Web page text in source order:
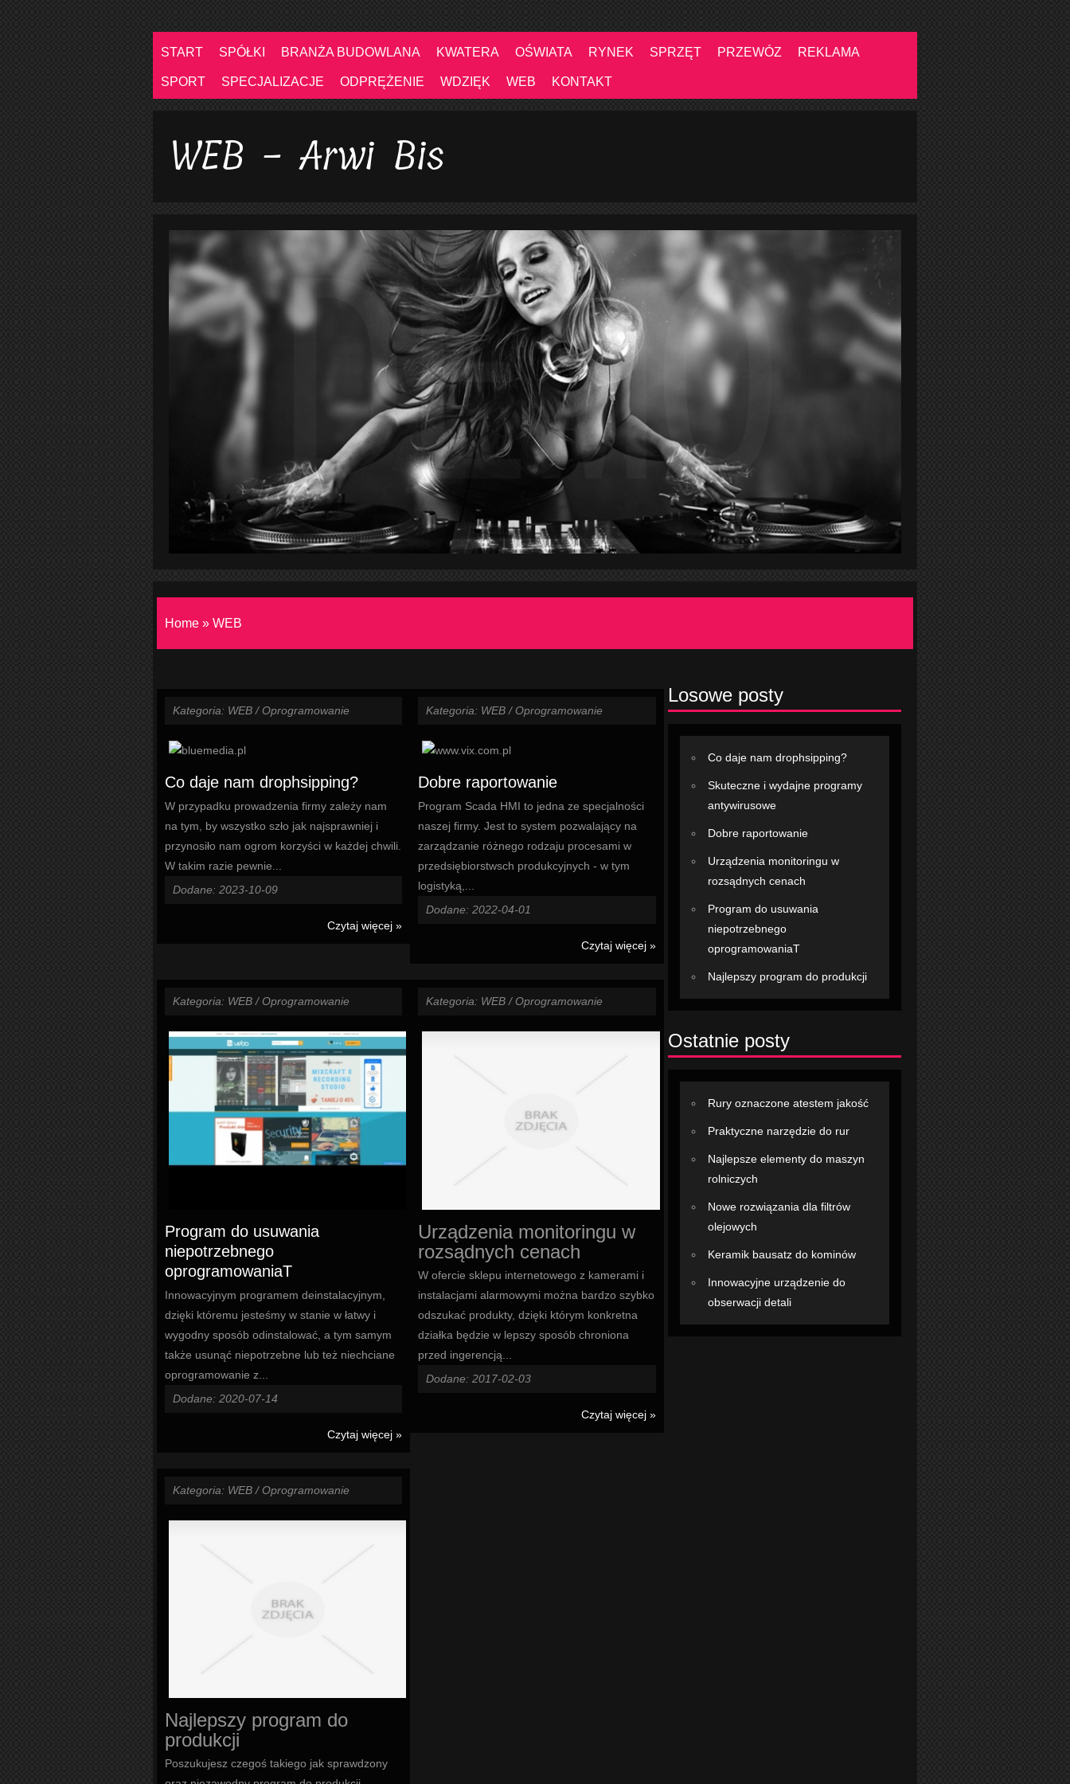
START SPÓŁKI BRANŻA BUDOWLANA KWATERA OŚWIATA RYNEK SPRZĘT PRZEWÓZ REKLAMA
SPORT SPECJALIZACJE ODPRĘŻENIE WDZIĘK WEB KONTAKT
WEB - Arwi Bis
Home » WEB
Kategoria: WEB / Oprogramowanie
Co daje nam drophsipping?
W przypadku prowadzenia firmy zależy nam
na tym, by wszystko szło jak najsprawniej i
przynosiło nam ogrom korzyści w każdej chwili.
W takim razie pewnie...
Dodane: 2023-10-09
Czytaj więcej »
Kategoria: WEB / Oprogramowanie
Dobre raportowanie
Program Scada HMI to jedna ze specjalności
naszej firmy. Jest to system pozwalający na
zarządzanie różnego rodzaju procesami w
przedsiębiorstwsch produkcyjnych - w tym
logistyką,...
Dodane: 2022-04-01
Czytaj więcej »
Kategoria: WEB / Oprogramowanie
Program do usuwania
niepotrzebnego
oprogramowaniaT
Innowacyjnym programem deinstalacyjnym,
dzięki któremu jesteśmy w stanie w łatwy i
wygodny sposób odinstalować, a tym samym
także usunąć niepotrzebne lub też niechciane
oprogramowanie z...
Dodane: 2020-07-14
Czytaj więcej »
Kategoria: WEB / Oprogramowanie
Urządzenia monitoringu w
rozsądnych cenach
W ofercie sklepu internetowego z kamerami i
instalacjami alarmowymi można bardzo szybko
odszukać produkty, dzięki którym konkretna
działka będzie w lepszy sposób chroniona
przed ingerencją...
Dodane: 2017-02-03
Czytaj więcej »
Kategoria: WEB / Oprogramowanie
Najlepszy program do
produkcji
Poszukujesz czegoś takiego jak sprawdzony
Losowe posty
Co daje nam drophsipping?
Skuteczne i wydajne programy
antywirusowe
Dobre raportowanie
Urządzenia monitoringu w
rozsądnych cenach
Program do usuwania
niepotrzebnego
oprogramowaniaT
Najlepszy program do produkcji
Ostatnie posty
Rury oznaczone atestem jakość
Praktyczne narzędzie do rur
Najlepsze elementy do maszyn
rolniczych
Nowe rozwiązania dla filtrów
olejowych
Keramik bausatz do kominów
Innowacyjne urządzenie do
obserwacji detali